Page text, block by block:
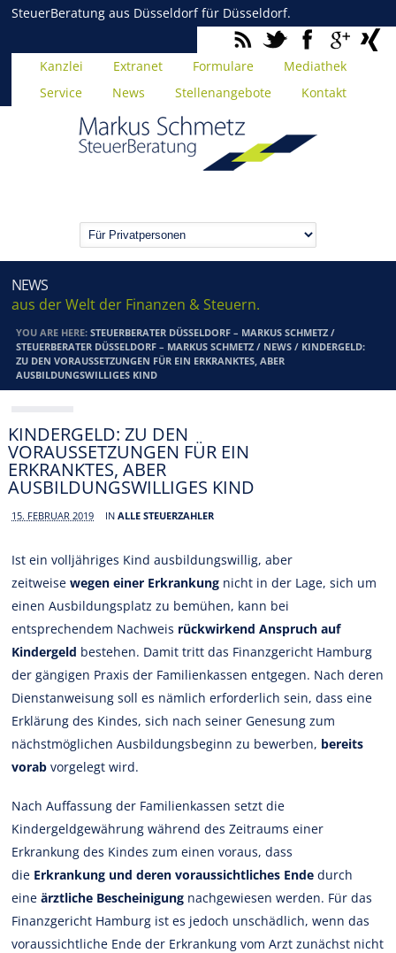
SteuerBeratung aus Düsseldorf für Düsseldorf.
Kanzlei Extranet Formulare
Mediathek
Service
News Stellenangebote Kontakt
NEWS
aus der Welt der Finanzen & Steuern.
YOU ARE HERE:STEUERBERATER DÜSSELDORF – MARKUS SCHMETZ /
STEUERBERATER DÜSSELDORF – MARKUS SCHMETZ / NEWS / KINDERGELD:
ZU DEN VORAUSSETZUNGEN FÜR EIN ERKRANKTES, ABER
AUSBILDUNGSWILLIGES KIND
KINDERGELD: ZU DEN
VORAUSSETZUNGEN FÜR EIN
ERKRANKTES, ABER
AUSBILDUNGSWILLIGES KIND
15. FEBRUAR 2019 INALLE STEUERZAHLER
Ist ein volljähriges Kind ausbildungswillig, aber
zeitweisewegen einer Erkrankung nicht in der Lage, sich um
einen Ausbildungsplatz zu bemühen, kann bei
entsprechendem Nachweis rückwirkend Anspruch auf
Kindergeld bestehen. Damit tritt das Finanzgericht Hamburg
der gängigen Praxis der Familienkassen entgegen. Nach deren
Dienstanweisung soll es nämlich erforderlich sein, dass eine
Erklärung des Kindes, sich nach seiner Genesung zum
nächstmöglichen Ausbildungsbeginn zu bewerben, bereits
vorab vorgelegt wird.
Nach Auffassung der Familienkassen setzt die
Kindergeldgewährung während des Zeitraums einer
Erkrankung des Kindes zum einen voraus, dass
die Erkrankung und deren voraussichtliches Ende durch
eineärztliche Bescheinigung nachgewiesen werden. Für das
Finanzgericht Hamburg ist es jedoch unschädlich, wenn das
voraussichtliche Ende der Erkrankung vom Arzt zunächst nicht